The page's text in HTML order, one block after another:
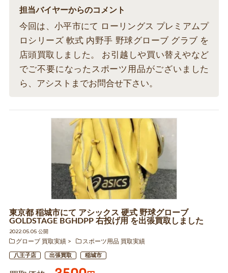
担当バイヤーからのコメント
今回は、小平市にて ローリングス プレミアムプ
ロシリーズ 軟式 内野手 野球グローブ グラブ を
店頭買取しました。 お引越しや買い替えやなど
でご不要になったスポーツ用品がございました
ら、アシストまでお問合せ下さい。
東京都 稲城市にて アシックス 硬式 野球グローブ
GOLDSTAGE BGHDPP 右投げ用 を出張買取しました
2022.05.05 公開
グローブ 買取実績
スポーツ用品 買取実績
八王子店 出張買取 稲城市